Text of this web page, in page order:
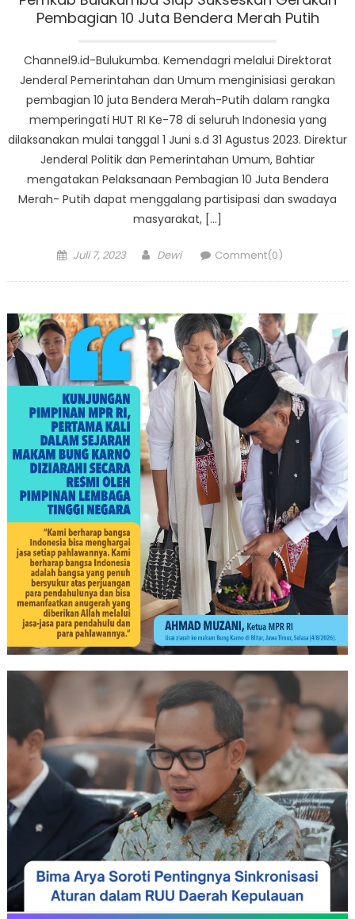
Pembagian 10 Juta Bendera Merah Putih
Channel9.id-Bulukumba. Kemendagri melalui Direktorat
Jenderal Pemerintahan dan Umum menginisiasi gerakan
pembagian 10 juta Bendera Merah-Putih dalam rangka
memperingati HUT RI Ke-78 di seluruh Indonesia yang
dilaksanakan mulai tanggal 1 Juni s.d 31 Agustus 2023. Direktur
Jenderal Politik dan Pemerintahan Umum, Bahtiar
mengatakan Pelaksanaan Pembagian 10 Juta Bendera
Merah- Putih dapat menggalang partisipasi dan swadaya
masyarakat, […]
Posted
Juli 7, 2023 Author
Dewi Comment(0)